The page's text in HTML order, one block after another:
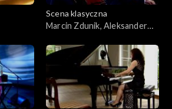
Scena klasyczna
Marcin Zdunik, Aleksander